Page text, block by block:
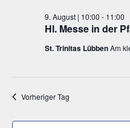
Hl. Messe in der
9. August | 10:00 - 11:00
St. Trinitas LübbenAm
Vorheriger Tag